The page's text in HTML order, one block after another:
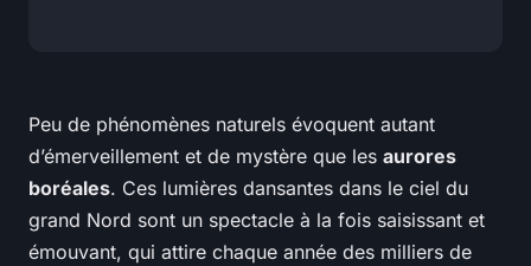
Peu de phénomènes naturels évoquent autant
d’émerveillement et de mystère que les aurores
boréales. Ces lumières dansantes dans le ciel du
grand Nord sont un spectacle à la fois saisissant et
émouvant, qui attire chaque année des milliers de